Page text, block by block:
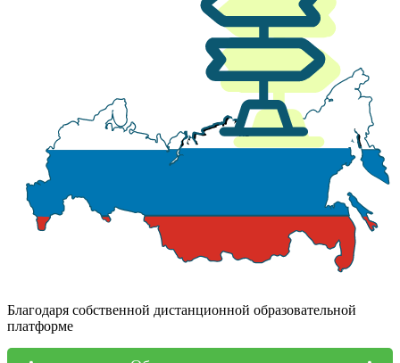
Благодаря собственной дистанционной образовательной
платформе